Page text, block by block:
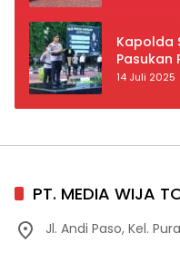
Kapolda
Pasukan
14 Juli 2025
PT. MEDIA WIJA
Jl. Andi Paso, Kel.